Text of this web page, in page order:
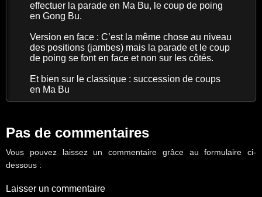
effectuer la parade en Ma Bu, le coup de poing
en Gong Bu.
Version en face : C’est la même chose au niveau
des positions (jambes) mais la parade et le coup
de poing se font en face et non sur les côtés.
Et bien sur le classique : succession de coups
en Ma Bu
Pas de commentaires
Vous pouvez laissez un commentaire grâce au formulaire ci-
dessous :
Laisser un commentaire